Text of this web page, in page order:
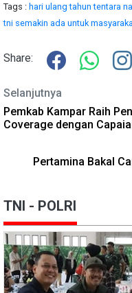
Tags : hari ulang tahun tentara
tni semakin ada untuk
Share:
Selanjutnya
Pemkab Kampar Raih
Coverage dengan
Pertamina Bakal
TNI - POLRI